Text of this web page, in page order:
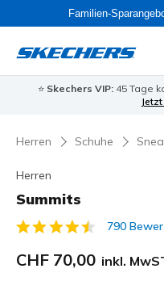
Familien-
⭐ Skechers VIP:45 Tage
Herren Schuhe
Herren
Summits
5 von 5 790
CHF 70,00 inkl.